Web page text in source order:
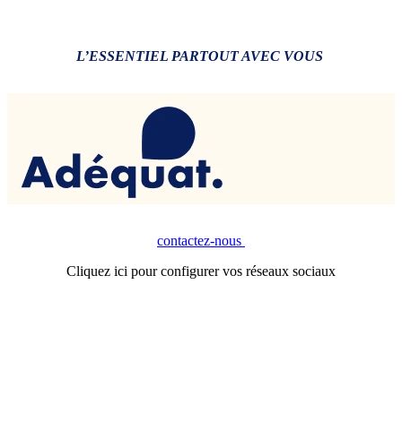
L’ESSENTIEL PARTOUT AVEC VOUS
contactez-nous
Cliquez ici pour configurer vos réseaux sociaux